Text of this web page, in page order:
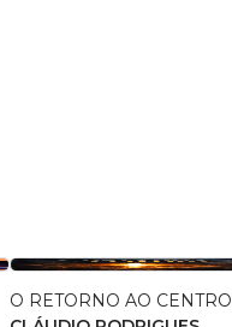
O RETORNO AO CENTRO